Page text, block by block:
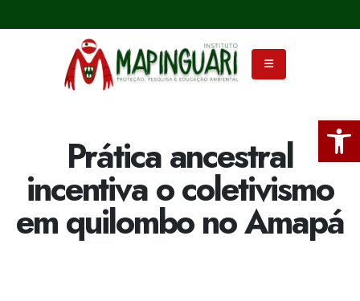
Prática ancestral
incentiva o coletivismo
em quilombo no Amapá